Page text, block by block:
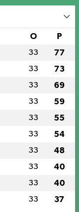
O P
33 77
33 73
33 69
33 59
33 55
33 54
33 48
33 40
33 40
33 37